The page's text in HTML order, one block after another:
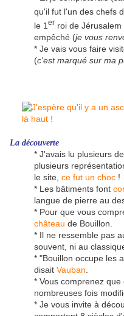
qu'il fut l'un des chefs
le 1 er roi de
empêché (je vous
* Je vais vous faire
(c'est marqué sur ma
La découverte
* J'avais lu plusieurs
plusieurs
le site, ce fut un choc !
* Les bâtiments font
langue de pierre au
* Pour que vous
château de Bouillon.
* Il ne ressemble pas
souvent, ni au
* "Bouillon occupe les
disait Vauban
* Vous comprenez
nombreuses fois
* Je vous invite à